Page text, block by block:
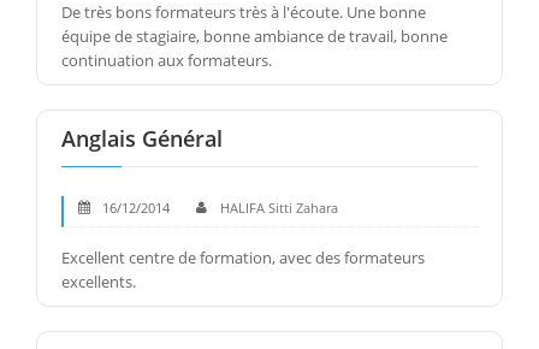
De très bons formateurs très à l'écoute. Une bonne
équipe de stagiaire, bonne ambiance de travail, bonne
continuation aux formateurs.
Anglais Général
16/12/2014 HALIFA Sitti Zahara
Excellent centre de formation, avec des formateurs
excellents.